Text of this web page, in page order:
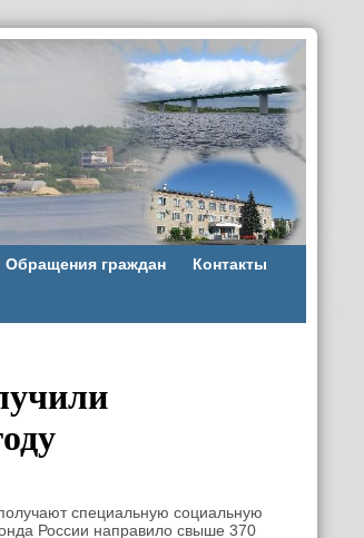
Обращения граждан Контакты
специальную социальную
России направило свыше 370